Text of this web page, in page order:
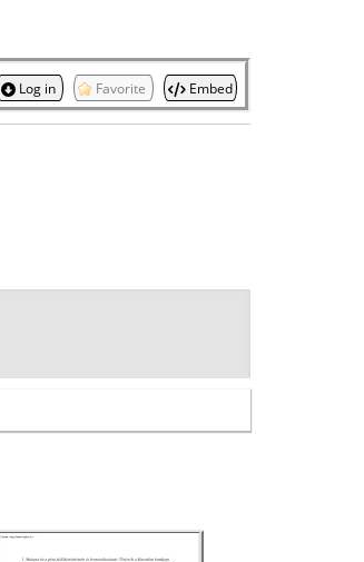
Log in Favorite Embed